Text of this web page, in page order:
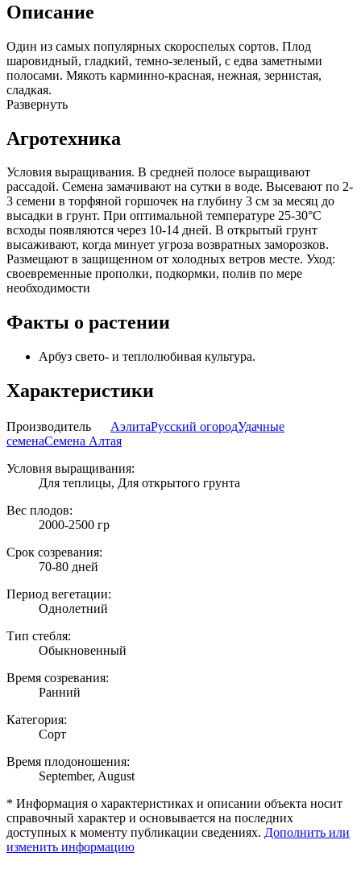
Описание
Один из самых популярных скороспелых сортов. Плод
шаровидный, гладкий, темно-зеленый, с едва заметными
полосами. Мякоть карминно-красная, нежная, зернистая,
сладкая.
Развернуть
Агротехника
Условия выращивания. В средней полосе выращивают
рассадой. Семена замачивают на сутки в воде. Высевают по 2-
3 семени в торфяной горшочек на глубину 3 см за месяц до
высадки в грунт. При оптимальной температуре 25-30°С
всходы появляются через 10-14 дней. В открытый грунт
высаживают, когда минует угроза возвратных заморозков.
Размещают в защищенном от холодных ветров месте. Уход:
своевременные прополки, подкормки, полив по мере
необходимости
Факты о растении
Арбуз свето- и теплолюбивая культура.
Характеристики
Производитель АэлитаРусский огородУдачные
семенаСемена Алтая
Условия выращивания:
Для теплицы, Для открытого грунта
Вес плодов:
2000-2500 гр
Срок созревания:
70-80 дней
Период вегетации:
Однолетний
Тип стебля:
Обыкновенный
Время созревания:
Ранний
Категория:
Сорт
Время плодоношения:
September, August
* Информация о характеристиках и описании объекта носит
справочный характер и основывается на последних
доступных к моменту публикации сведениях. Дополнить или
изменить информацию